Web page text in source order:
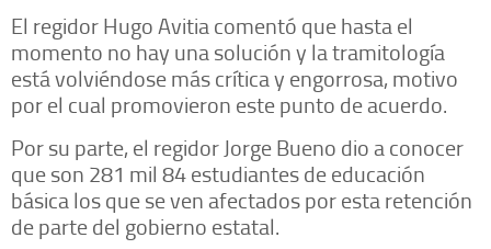
El regidor Hugo Avitia comentó que hasta el
momento no hay una solución y la tramitología
está volviéndose más crítica y engorrosa, motivo
por el cual promovieron este punto de acuerdo.
Por su parte, el regidor Jorge Bueno dio a conocer
que son 281 mil 84 estudiantes de educación
básica los que se ven afectados por esta retención
de parte del gobierno estatal.